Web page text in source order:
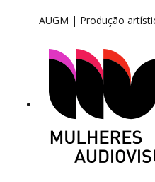
AUGM | Produção